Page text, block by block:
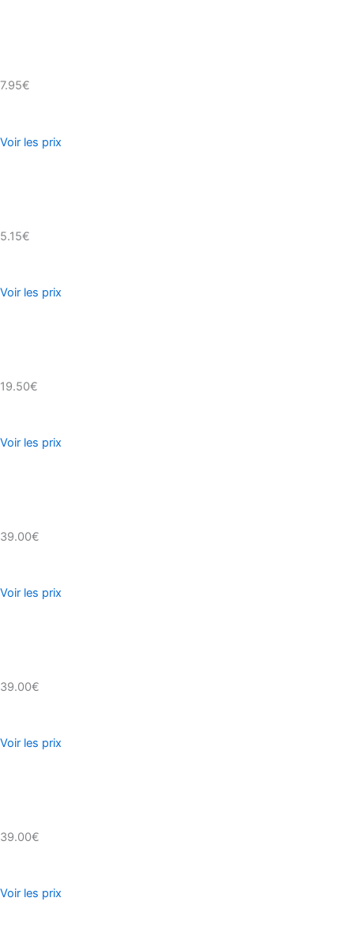
7.95€
Voir les prix
5.15€
Voir les prix
19.50€
Voir les prix
39.00€
Voir les prix
39.00€
Voir les prix
39.00€
Voir les prix